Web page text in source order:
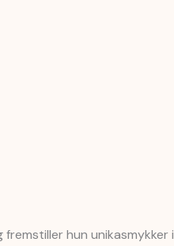
hun unikasmykker i